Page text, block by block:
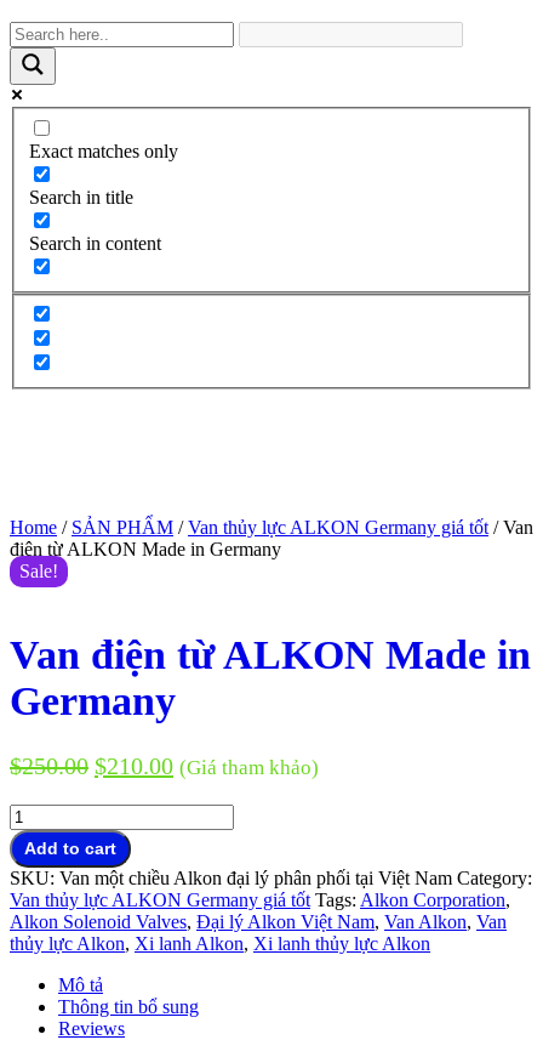
Exact matches only
Search in title
Search in content
Home / SẢN PHẨM /Van thủy lực ALKON Germany giá tốt / Van
điện từ ALKON Made in Germany
Sale!
Van điện từ ALKON Made in
Germany
$250.00 $210.00 (Giá tham khảo)
Van
điện
từ
ALKON
Made
in
Germany
Add to cart
SKU: Van một chiều Alkon đại lý phân phối tại Việt Nam Category:
Van thủy lực ALKON Germany giá tốt Tags: Alkon Corporation,
Alkon Solenoid Valves, Đại lý Alkon Việt Nam, Van Alkon, Van
thủy lực Alkon, Xi lanh Alkon, Xi lanh thủy lực Alkon
Mô tả
Thông tin bổ sung
Reviews